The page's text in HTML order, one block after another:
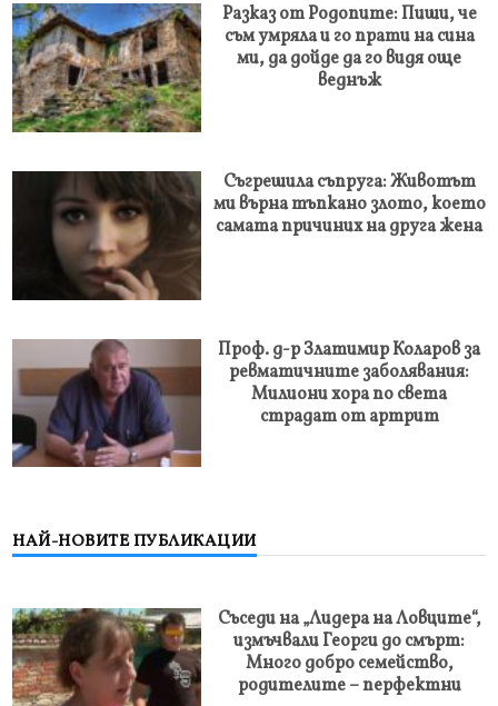
Разказ от Родопите: Пиши, че
съм умряла и го прати на сина
ми, да дойде да го видя още
веднъж
Съгрешила съпруга: Животът
ми върна тъпкано злото, което
самата причиних на друга жена
Проф. д-р Златимир Коларов за
ревматичните заболявания:
Милиони хора по света
страдат от артрит
НАЙ-НОВИТЕ ПУБЛИКАЦИИ
Съседи на „Лидерa на Ловците“,
измъчвали Георги до смърт:
Много добро семейство,
родителите – перфектни